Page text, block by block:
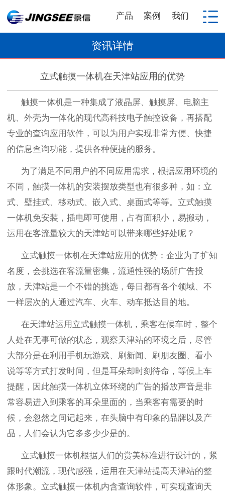
产品 案例 我们
资讯详情
立式触摸一体机在天津站应用的优势
触摸一体机是一种集成了液晶屏、触摸屏、电脑主
机、外壳为一体化的现代高科技电子触控设备，再搭配
专业的查询应用软件，可以为用户实现非常方便、快捷
的信息查询功能，提供各种便捷的服务。
为了满足不同用户的不同应用需求，根据应用环境的
不同，触摸一体机的安装摆放类型也有很多种，如：立
式、壁挂式、移动式、嵌入式、桌面式等等。立式触摸
一体机免安装，插电即可使用，占有面积小，易搬动，
运用在客流量较大的天津站可以带来哪些好处呢？
立式触摸一体机在天津站应用的优势：企业为了扩知
名度，会挑选在客流量密集，流通性强的场所广告投
放，天津站是一个不错的挑选，每日都有各个领域、不
一样层次的人通过汽车、火车、动车抵达目的地。
在天津站运用立式触摸一体机，乘客在候车时，整个
人处在无事可做的状态，观察天津站的环境之后，尽管
大部分是在利用手机玩游戏、刷新闻、刷朋友圈、看小
说等等方式打发时间，但是耳朵却时刻待命，等候上车
提醒，因此触摸一体机立体环绕的广告的播放声音是非
常容易进入到乘客的耳朵里面的，当乘客有需要的时
候，会忽然之间记起来，在头脑中有印象的品牌以及产
品，人们会认为它多多少少是的。
立式触摸一体机根据人们的赏美标准进行设计的，紧
跟时代潮流，现代感强，运用在天津站提高天津站的整
体形象。立式触摸一体机内含查询软件，可实现查询天